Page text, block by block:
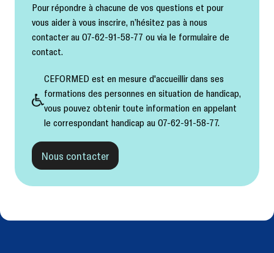
Pour répondre à chacune de vos questions et pour
vous aider à vous inscrire, n’hésitez pas à nous
contacter au 07-62-91-58-77 ou via le formulaire de
contact.
CEFORMED est en mesure d'accueillir dans ses
formations des personnes en situation de handicap,
vous pouvez obtenir toute information en appelant
le correspondant handicap au 07-62-91-58-77.
Nous contacter